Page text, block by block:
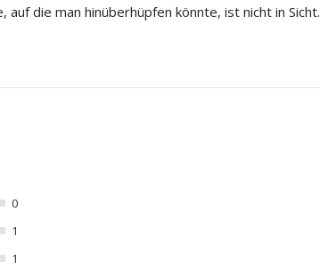
die man hinüberhüpfen könnte, ist nicht in Sicht.
0
1
1